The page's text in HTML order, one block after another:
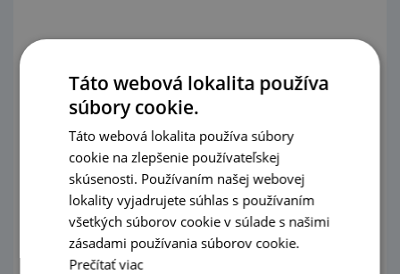
8000
W
Táto webová lokalita používa
súbory cookie.
Táto webová lokalita používa súbory
cookie na zlepšenie používateľskej
skúsenosti. Používaním našej webovej
lokality vyjadrujete súhlas s používaním
všetkých súborov cookie v súlade s našimi
zásadami používania súborov cookie.
Prečítať viac